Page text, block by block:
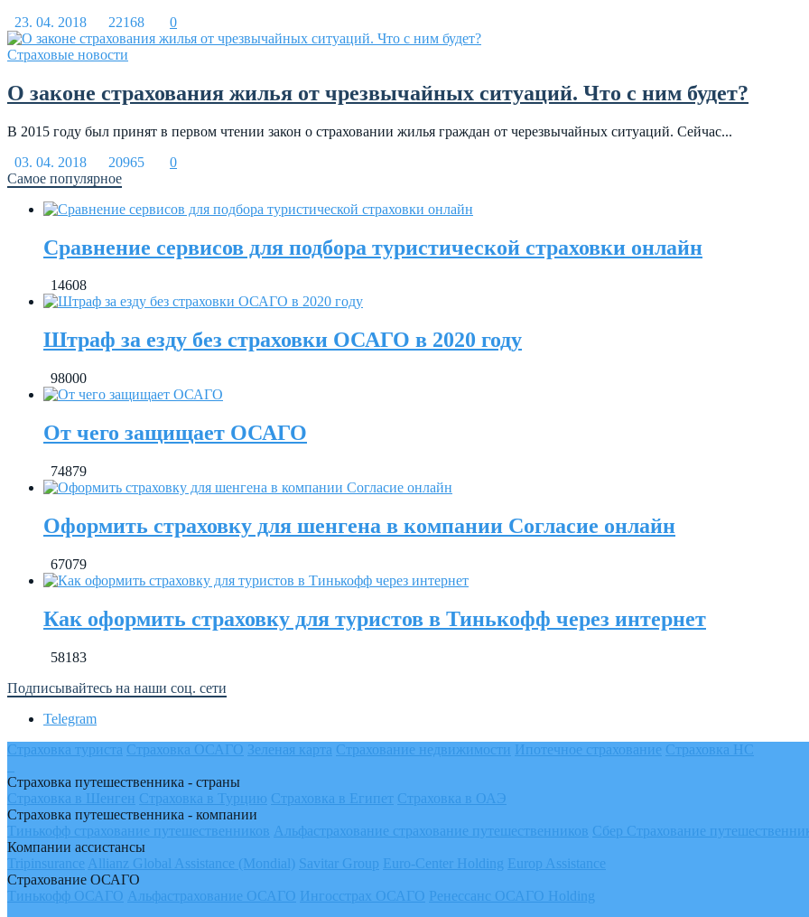
23. 04. 2018
22168 0
Страховые новости
О законе страхования жилья от чрезвычайных ситуаций. Что с ним будет?
В 2015 году был принят в первом чтении закон о страховании жилья граждан от черезвычайных ситуаций. Сейчас...
03. 04. 2018
20965
0
Самое популярное
Сравнение сервисов для подбора туристической страховки онлайн
14608
Штраф за езду без страховки ОСАГО в 2020 году
98000
От чего защищает ОСАГО
74879
Оформить страховку для шенгена в компании Согласие онлайн
67079
Как оформить страховку для туристов в Тинькофф через интернет
58183
Подписывайтесь на наши соц. сети
Telegram
Страховка туриста Страховка ОСАГО Зеленая карта Страхование недвижимости Ипотечное страхование Страховка НС
Страховка путешественника - страны
Страховка в Шенген Страховка в Турцию Страховка в Египет Страховка в ОАЭ
Страховка путешественника - компании
Тинькофф страхование путешественников Альфастрахование страхование путешественников Сбер Страхование
Компании ассистансы
Tripinsurance Allianz Global Assistance (Mondial) Savitar Group Euro-Center Holding Europ Assistance
Страхование ОСАГО
Тинькофф ОСАГО Альфастрахование ОСАГО Ингосстрах ОСАГО Ренессанс ОСАГО Holding